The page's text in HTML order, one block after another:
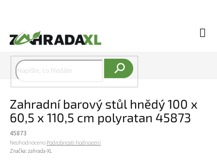
Zahradní barový stůl hnědý 100 x
60,5 x 110,5 cm polyratan 45873
45873
Průměrné hodnocení produktu je 0,0 z 5 hvězdiček.
NeohodnocenoPodrobnosti hodnocení
Značka: zahrada-XL